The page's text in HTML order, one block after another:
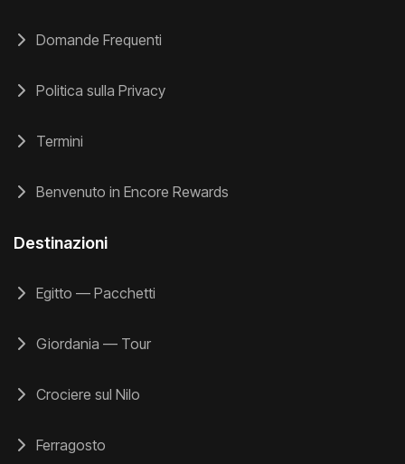
Domande Frequenti
Politica sulla Privacy
Termini
Benvenuto in Encore Rewards
Destinazioni
Egitto — Pacchetti
Giordania — Tour
Crociere sul Nilo
Ferragosto